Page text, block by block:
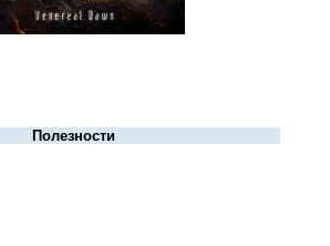
Полезности